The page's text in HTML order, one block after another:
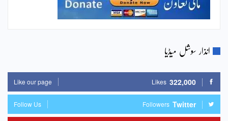
انذار سوشل میڈیا
322,000
Likes
Like our page
Twitter
Followers
Follow Us